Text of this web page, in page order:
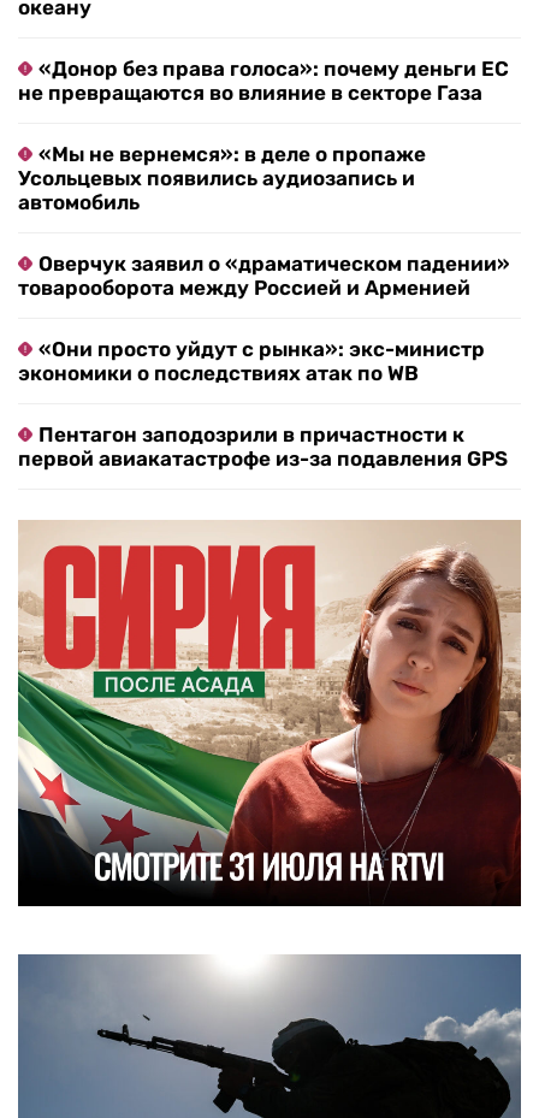
океану
«Донор без права голоса»: почему деньги ЕС
не превращаются во влияние в секторе Газа
«Мы не вернемся»: в деле о пропаже
Усольцевых появились аудиозапись и
автомобиль
Оверчук заявил о «драматическом падении»
товарооборота между Россией и Арменией
«Они просто уйдут с рынка»: экс-министр
экономики о последствиях атак по WB
Пентагон заподозрили в причастности к
первой авиакатастрофе из-за подавления GPS